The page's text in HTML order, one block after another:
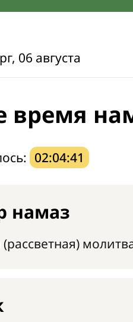
06 августа
время
02:04:40
намаз